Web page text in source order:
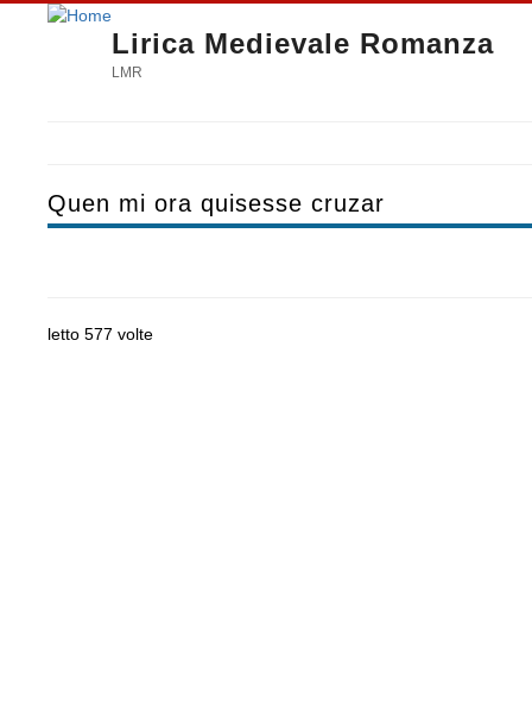
Lirica Medievale Romanza
LMR
Quen mi ora quisesse cruzar
letto 577 volte